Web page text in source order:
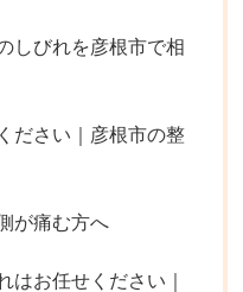
しびれを彦根市で相
ださい｜彦根市の整
が痛む方へ
はお任せください｜